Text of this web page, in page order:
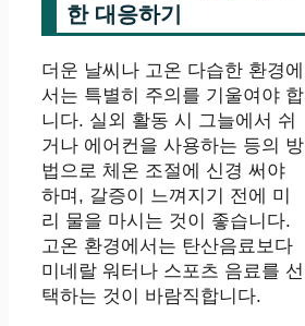
한 대응하기
더운 날씨나 고온 다습한 환경에
서는 특별히 주의를 기울여야 합
니다. 실외 활동 시 그늘에서 쉬
거나 에어컨을 사용하는 등의 방
법으로 체온 조절에 신경 써야
하며, 갈증이 느껴지기 전에 미
리 물을 마시는 것이 좋습니다.
고온 환경에서는 탄산음료보다
미네랄 워터나 스포츠 음료를 선
택하는 것이 바람직합니다.